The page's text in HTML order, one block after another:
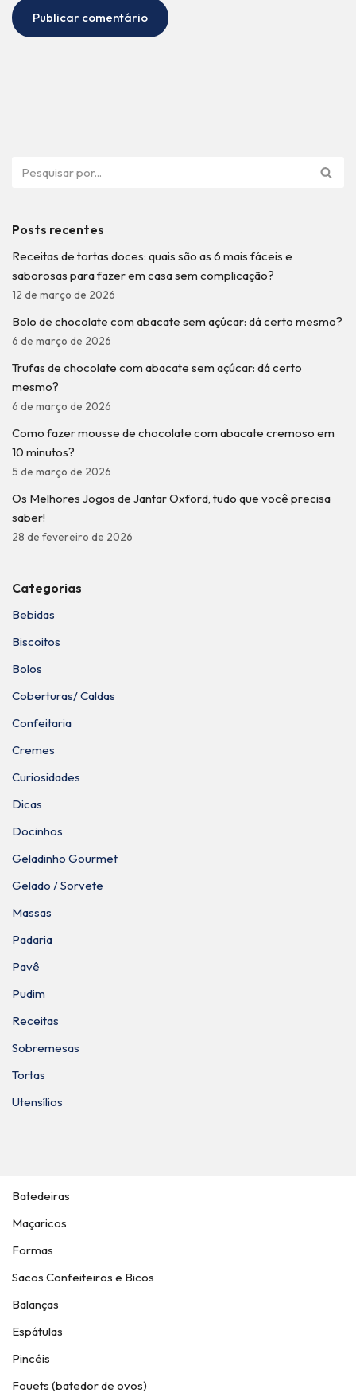
Posts recentes
Receitas de tortas doces: quais são as 6 mais fáceis e
saborosas para fazer em casa sem complicação?
12 de março de 2026
Bolo de chocolate com abacate sem açúcar: dá certo mesmo?
6 de março de 2026
Trufas de chocolate com abacate sem açúcar: dá certo
mesmo?
6 de março de 2026
Como fazer mousse de chocolate com abacate cremoso em
10 minutos?
5 de março de 2026
Os Melhores Jogos de Jantar Oxford, tudo que você precisa
saber!
28 de fevereiro de 2026
Categorias
Bebidas
Biscoitos
Bolos
Coberturas/ Caldas
Confeitaria
Cremes
Curiosidades
Dicas
Docinhos
Geladinho Gourmet
Gelado / Sorvete
Massas
Padaria
Pavê
Pudim
Receitas
Sobremesas
Tortas
Utensílios
Batedeiras
Maçaricos
Formas
Sacos Confeiteiros e Bicos
Balanças
Espátulas
Pincéis
Fouets (batedor de ovos)